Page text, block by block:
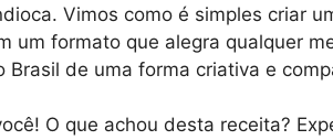
Vimos como é simples criar
um formato que alegra qualquer
Brasil de uma forma criativa e
O que achou desta receita?